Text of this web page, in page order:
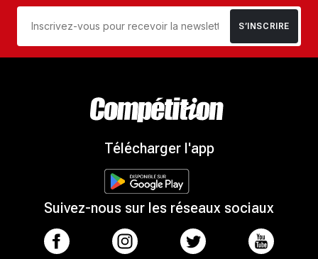
S’INSCRIRE
Télécharger l'app
Suivez-nous sur les réseaux sociaux